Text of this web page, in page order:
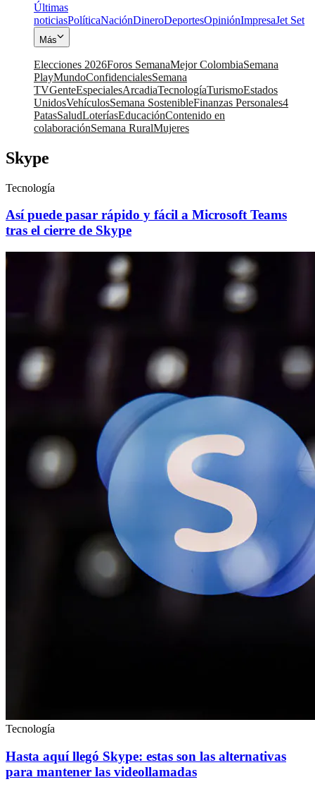
Últimas
noticiasPolíticaNaciónDineroDeportesOpiniónImpresaJet Set
Más
Elecciones 2026Foros SemanaMejor ColombiaSemana
PlayMundoConfidencialesSemana
TVGenteEspecialesArcadiaTecnologíaTurismoEstados
UnidosVehículosSemana SostenibleFinanzas Personales4
PatasSaludLoteríasEducaciónContenido en
colaboraciónSemana RuralMujeres
Skype
Tecnología
Así puede pasar rápido y fácil a Microsoft Teams
tras el cierre de Skype
Tecnología
Hasta aquí llegó Skype: estas son las alternativas
para mantener las videollamadas